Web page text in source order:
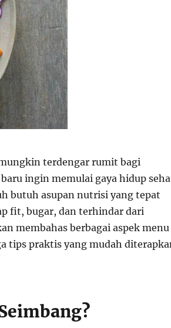
terdengar rumit bagi
ingin memulai gaya hidup
butuh asupan nutrisi yang tepat
fit, bugar, dan terhindar dari
membahas berbagai aspek menu
tips praktis yang mudah